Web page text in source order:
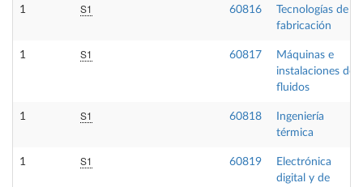
1 S1 60816
Tecnologías de
fabricación
1 S1 60817
Máquinas e
instalaciones de
fluidos
1 S1 60818
Ingeniería
térmica
1 S1 60819
Electrónica
digital y de